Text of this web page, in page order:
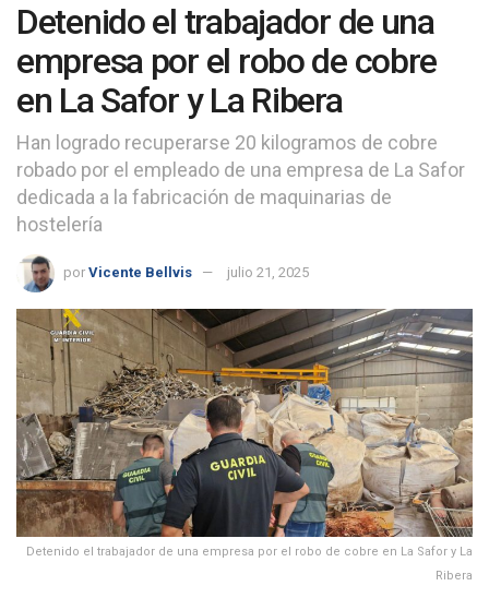
Detenido el trabajador de una
empresa por el robo de cobre
en La Safor y La Ribera
Han logrado recuperarse 20 kilogramos de cobre
robado por el empleado de una empresa de La Safor
dedicada a la fabricación de maquinarias de
hostelería
por Vicente Bellvis julio 21, 2025
Detenido el trabajador de una empresa por el robo de cobre en La Safor y La
Ribera